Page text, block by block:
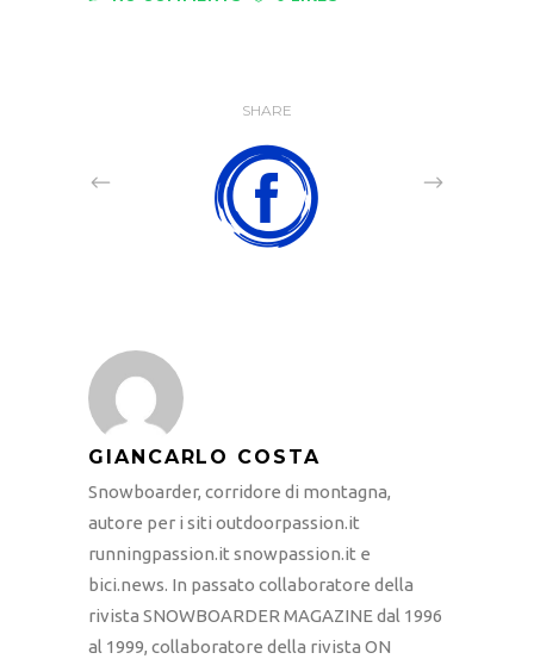
SHARE
GIANCARLO COSTA
Snowboarder, corridore di montagna,
autore per i siti outdoorpassion.it
runningpassion.it snowpassion.it e
bici.news. In passato collaboratore della
rivista SNOWBOARDER MAGAZINE dal 1996
al 1999, collaboratore della rivista ON